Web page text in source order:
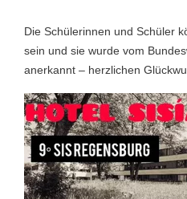
Die Schülerinnen und Schüler
sein und sie wurde vom
anerkannt – herzlichen